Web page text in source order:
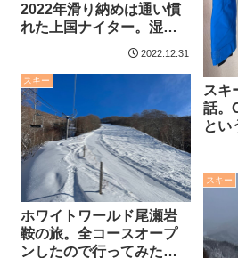
2022年滑り納めは通い慣
れた上国ナイター。湿り
雪でグチャグチャ。
2022.12.31
スキ
話。
とい
スキー
ホワイトワールド尾瀬岩
鞍の旅。全コースオープ
ンしたので行ってみた。
スキー